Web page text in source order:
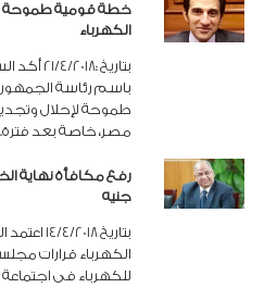
خطة قومية طموحة
الكهرباء
بتاريخ
باسم رئاسة
طموحة لإحلال
مصر، خاصة بعد
جنيه
بتاريخ
الكهرباء قرارات
للكهرباء فى